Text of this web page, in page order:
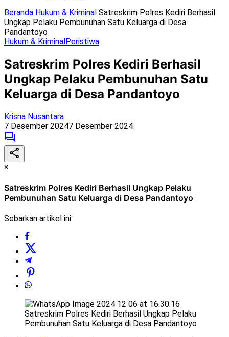
Beranda Hukum & Kriminal Satreskrim Polres Kediri Berhasil
Ungkap Pelaku Pembunuhan Satu Keluarga di Desa
Pandantoyo
Hukum & KriminalPeristiwa
Satreskrim Polres Kediri Berhasil
Ungkap Pelaku Pembunuhan Satu
Keluarga di Desa Pandantoyo
Krisna Nusantara
7 Desember 20247 Desember 2024
×
Satreskrim Polres Kediri Berhasil Ungkap Pelaku
Pembunuhan Satu Keluarga di Desa Pandantoyo
Sebarkan artikel ini
Satreskrim Polres Kediri Berhasil Ungkap Pelaku
Pembunuhan Satu Keluarga di Desa Pandantoyo